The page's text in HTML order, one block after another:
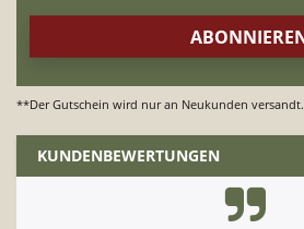
**Der Gutschein wird nur an Neukunden versandt.
KUNDENBEWERTUNGEN